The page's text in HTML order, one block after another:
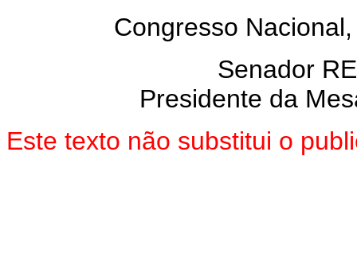
Congresso
Senador
Presidente da
Este texto não substitui o